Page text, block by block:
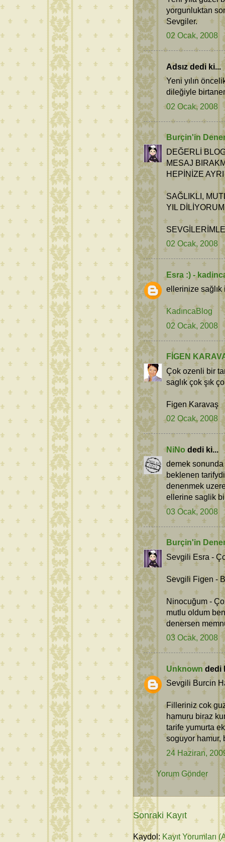
yorgunluktan
Sevgiler.
02 Ocak, 2008
Adsız dedi ki...
Yeni yılın
dileğiyle
02 Ocak, 2008
Burçin'in
DEĞERLİ
MESAJ
HEPİNİZE
SAĞLIKLI,
YIL
02 Ocak, 2008
Esra :) -
ellerinize sağlık
KadıncaBlog
02 Ocak, 2008
FİGEN
Çok ozenli bir
saglık çok şık
Figen Karavaş
02 Ocak, 2008
NiNo dedi ki...
demek
beklenen
denenmek
ellerine saglik
03 Ocak, 2008
Burçin'in
Sevgili Esra -
Sevgili Figen -
Ninocuğum -
mutlu oldum
denersen
03 Ocak, 2008
Unknowndedi
Sevgili Burcin
Filleriniz cok
hamuru biraz
tarife yumurta
soguyor hamur,
24 Haziran,
Yorum Gönder
Sonraki Kayıt
Kaydol: Kayıt Yorumları